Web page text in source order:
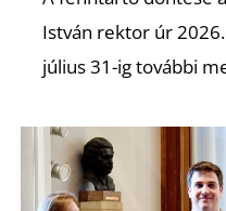
István rektor úr
július 31-ig további